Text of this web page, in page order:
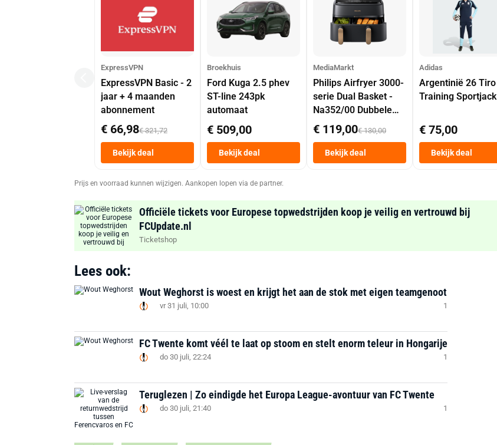
ExpressVPN
ExpressVPN Basic - 2
jaar + 4 maanden
abonnement
€ 66,98€ 321,72
Bekijk deal
Broekhuis
Ford Kuga 2.5 phev
ST-line 243pk
automaat
€ 509,00
Bekijk deal
MediaMarkt
Philips Airfryer 3000-
serie Dual Basket -
Na352/00 Dubbele
Mand 9 L Tot 6
Personen
Heteluchtfriteuse
Zwart
€ 119,00€ 130,00
Bekijk deal
Adidas
Argentinië 26 Tiro
Training Sportjack
€ 75,00
Bekijk deal
Prijs en voorraad kunnen wijzigen. Aankopen lopen via de partner.
Officiële tickets voor Europese topwedstrijden koop je veilig en vertrouwd bij
FCUpdate.nl
Ticketshop
Lees ook:
Wout Weghorst is woest en krijgt het aan de stok met eigen teamgenoot
vr 31 juli, 10:00 1
FC Twente komt véél te laat op stoom en stelt enorm teleur in Hongarije
do 30 juli, 22:24 1
Teruglezen | Zo eindigde het Europa League-avontuur van FC Twente
do 30 juli, 21:40 1